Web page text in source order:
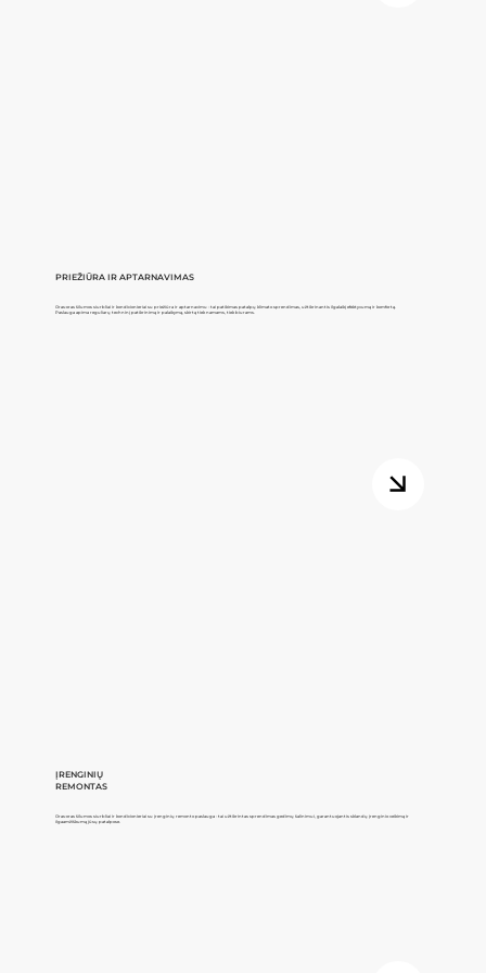
PRIEŽIŪRA IR APTARNAVIMAS
Oras-oras šilumos siurbliai ir kondicionieriai su priežiūra ir aptarnavimu - tai patikimas patalpų klimato sprendimas, užtikrinantis ilgalaikį efektyvumą ir komfortą.
Paslauga apima reguliarų techninį patikrinimą ir palaikymą, skirtą tiek namams, tiek biurams.
ĮRENGINIŲ
REMONTAS
Oras-oras šilumos siurbliai ir kondicionieriai su įrenginių remonto paslauga - tai užtikrintas sprendimas gedimų šalinimui, garantuojantis sklandų įrenginio veikimą ir
ilgaamžiškumą jūsų patalpose.